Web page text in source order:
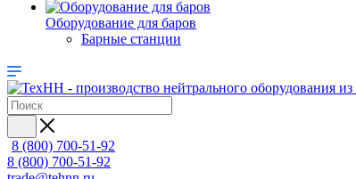
Оборудование для баров
Барные станции
8 (800) 700-51-92
8 (800) 700-51-92